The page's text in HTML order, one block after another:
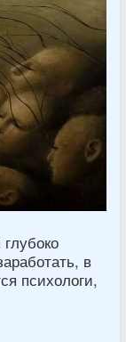
в
психологи,